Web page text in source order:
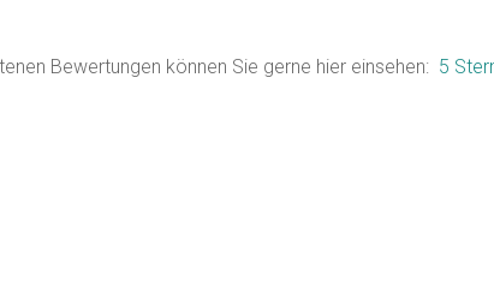
Bewertungen können Sie gerne hier einsehen: 5